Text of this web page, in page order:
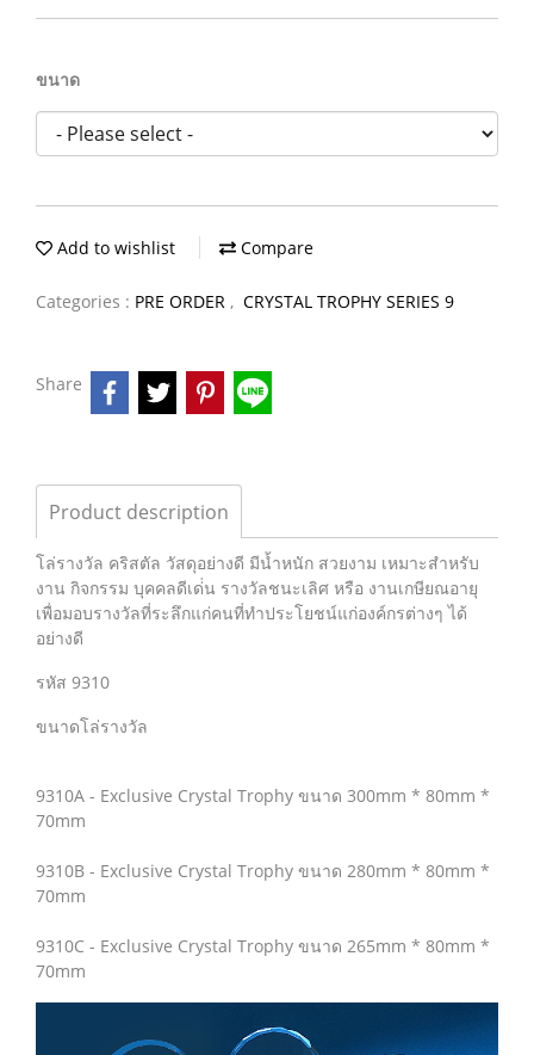
ขนาด
Add to wishlist Compare
Categories : PRE ORDER , CRYSTAL TROPHY SERIES 9
Share
Product description
โล่รางวัล คริสตัล วัสดุอย่างดี มีน้ำหนัก สวยงาม เหมาะสำหรับ
งาน กิจกรรม บุคคลดีเด่่น รางวัลชนะเลิศ หรือ งานเกษียณอายุ
เพื่อมอบรางวัลที่ระลึกแก่คนที่ทำประโยชน์แก่องค์กรต่างๆ ได้
อย่างดี
รหัส 9310
ขนาดโล่รางวัล
9310A - Exclusive Crystal Trophy ขนาด 300mm * 80mm *
70mm
9310B - Exclusive Crystal Trophy ขนาด 280mm * 80mm *
70mm
9310C - Exclusive Crystal Trophy ขนาด 265mm * 80mm *
70mm